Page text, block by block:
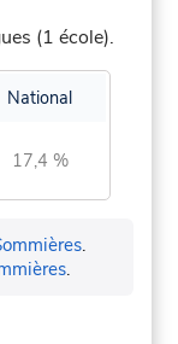
(1 école).
National
17,4 %
.
.